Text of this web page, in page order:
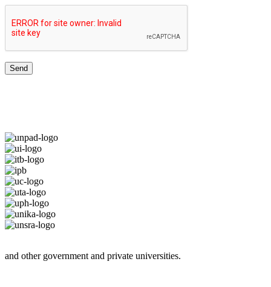
and other government and private universities.